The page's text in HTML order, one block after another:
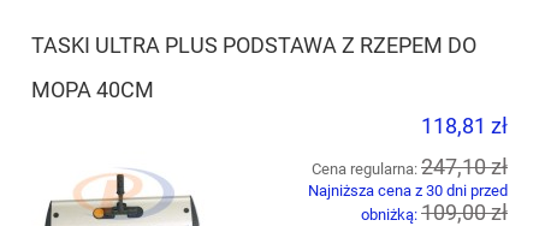
TASKI ULTRA PLUS PODSTAWA Z RZEPEM DO
MOPA 40CM
118,81 zł
Cena regularna: 247,10 zł
Najniższa cena z 30 dni przed
obniżką: 109,00 zł